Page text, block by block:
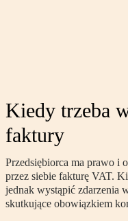
Kiedy trzeba
faktury
Przedsiębiorca ma prawo i
przez siebie fakturę VAT.
jednak wystąpić zdarzenia
skutkujące obowiązkiem